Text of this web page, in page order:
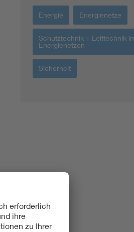
Energie Energienetze
Schutztechnik + Leittechnik in
Energienetzen
Sicherheit